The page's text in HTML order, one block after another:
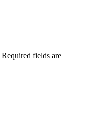
Required fields are